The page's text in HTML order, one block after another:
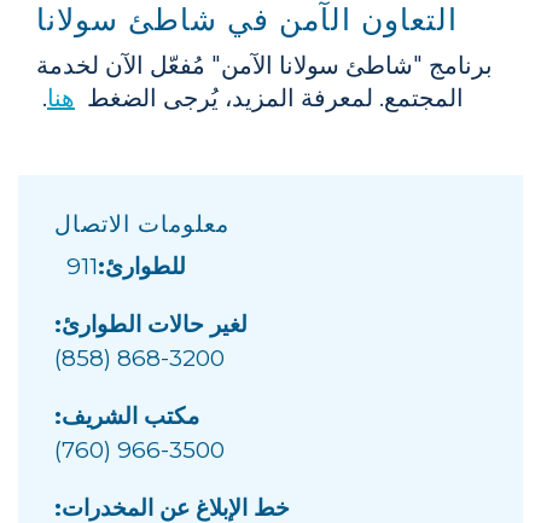
التعاون الآمن في شاطئ سولانا
برنامج "شاطئ سولانا الآمن" مُفعّل الآن لخدمة
المجتمع. لمعرفة المزيد، يُرجى الضغط هنا.
معلومات الاتصال
للطوارئ:911
لغير حالات الطوارئ:
(858) 868-3200
مكتب الشريف:
(760) 966-3500
خط الإبلاغ عن المخدرات: